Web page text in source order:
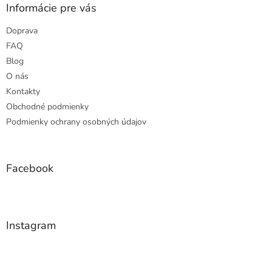
Informácie pre vás
Doprava
FAQ
Blog
O nás
Kontakty
Obchodné podmienky
Podmienky ochrany osobných údajov
Facebook
Instagram